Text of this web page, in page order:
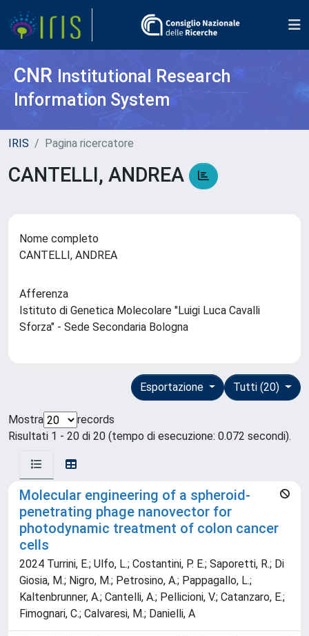
CNR Institutional Research
Information System
IRIS Pagina ricercatore
CANTELLI, ANDREA
Nome completo
CANTELLI, ANDREA
Afferenza
Istituto di Genetica Molecolare "Luigi Luca Cavalli
Sforza" - Sede Secondaria Bologna
Tutti (20)
Esportazione
Mostra
records
Risultati 1 - 20 di 20 (tempo di esecuzione: 0.072 secondi).
Molecular engineering of a spheroid-
penetrating phage nanovector for
photodynamic treatment of colon cancer
cells
2024 Turrini, E.; Ulfo, L.; Costantini, P. E.; Saporetti, R.; Di
Giosia, M.; Nigro, M.; Petrosino, A.; Pappagallo, L.;
Kaltenbrunner, A.; Cantelli, A.; Pellicioni, V.; Catanzaro, E.;
Fimognari, C.; Calvaresi, M.; Danielli, A